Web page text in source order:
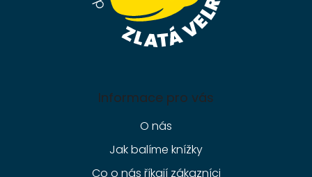
Informace pro vás
O nás
Jak balíme knížky
Co o nás říkají zákazníci